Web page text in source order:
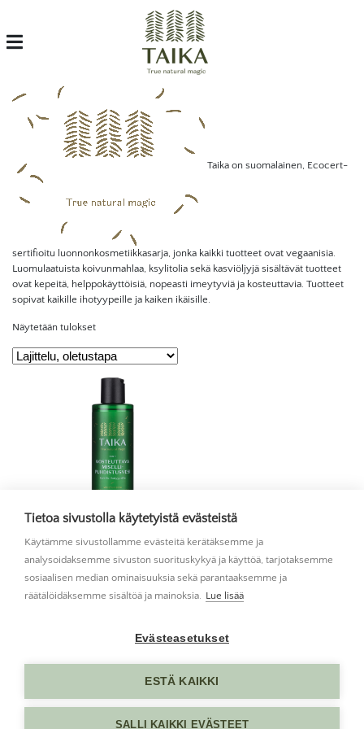
Taika on suomalainen, Ecocert-
sertifioitu luonnonkosmetiikkasarja, jonka kaikki tuotteet ovat vegaanisia.
Luomulaatuista koivunmahlaa, ksylitolia sekä kasviöljyjä sisältävät tuotteet
ovat kepeitä, helppokäyttöisiä, nopeasti imeytyviä ja kosteuttavia. Tuotteet
sopivat kaikille ihotyypeille ja kaiken ikäisille­­­­­­­­­­­­­­­­.
Näytetään tulokset
TAIKA Kosteuttava misellipuhdistusvesi 200 ml
Tietoa sivustolla käytetyistä evästeistä
Käytämme sivustollamme evästeitä kerätäksemme ja
analysoidaksemme sivuston suorituskykyä ja käyttöä, tarjotaksemme
sosiaalisen median ominaisuuksia sekä parantaaksemme ja
räätälöidäksemme sisältöä ja mainoksia. Lue lisää
Evästeasetukset
ESTÄ KAIKKI
SALLI KAIKKI EVÄSTEET